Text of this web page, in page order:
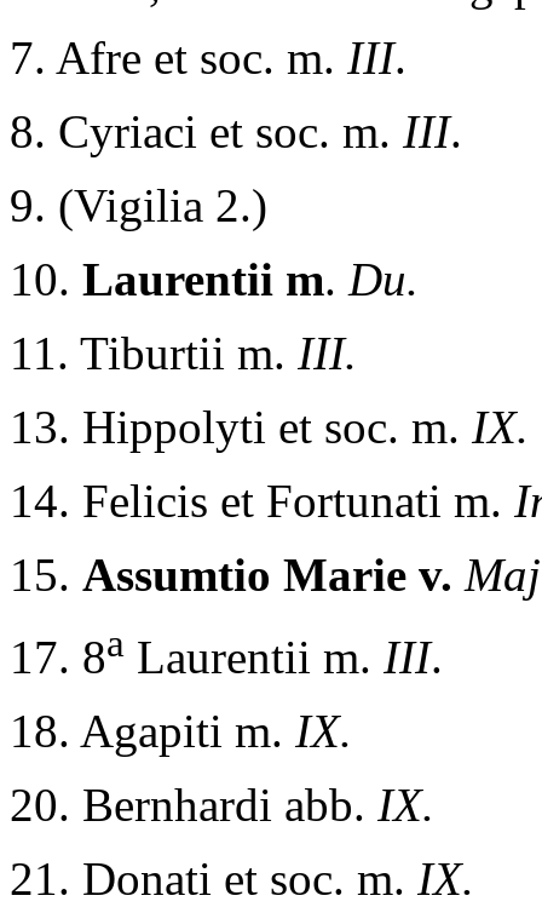
7. Afre et soc. m. III.
8. Cyriaci et soc. m. III.
9. (Vigilia 2.)
10. Laurentii m. Du.
11. Tiburtii m. III.
13. Hippolyti et soc. m. IX.
14. Felicis et Fortunati m.
15. Assumtio Marie v.
17. 8a Laurentii m. III.
18. Agapiti m. IX.
20. Bernhardi abb. IX.
21. Donati et soc. m. IX.